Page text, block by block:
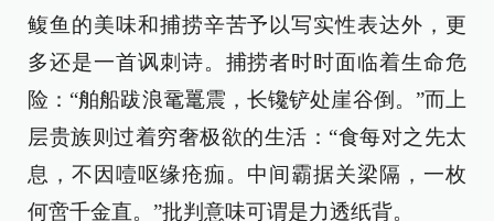
鳆鱼的美味和捕捞辛苦予以写实性表达外，更
多还是一首讽刺诗。捕捞者时时面临着生命危
险：“舶船跋浪鼋鼍震，长镵铲处崖谷倒。”而上
层贵族则过着穷奢极欲的生活：“食每对之先太
息，不因噎呕缘疮痂。中间霸据关梁隔，一枚
何啻千金直。”批判意味可谓是力透纸背。